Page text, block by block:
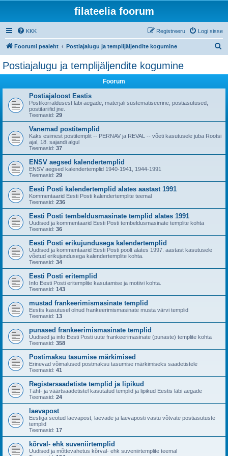
filateelia foorum
KKK Logi sisse
Registreeru
Foorumi pealeht Postiajalugu ja templijäljendite kogumine
Postiajalugu ja templijäljendite kogumine
Foorum
Postiajaloost Eestis
Postikorraldusest läbi aegade, materjali süstematiseerine, postiasutused,
postitariifid jne.
Teemasid: 29
Vanemad postitemplid
Kaks esimest postitemplit -- PERNAV ja REVAL -- võeti kasutusele juba Rootsi
ajal, 18. sajandi algul
Teemasid: 37
ENSV aegsed kalendertemplid
ENSV aegsed kalendertemplid 1940-1941, 1944-1991
Teemasid: 29
Eesti Posti kalendertemplid alates aastast 1991
Kommentaarid Eesti Posti kalendertemplite teemal
Teemasid: 236
Eesti Posti tembeldusmasinate templid alates 1991
Uudised ja kommentaarid Eesti Posti tembeldusmasinate templite kohta
Teemasid: 36
Eesti Posti erikujundusega kalendertemplid
Uudised ja kommentaarid Eesti Posti poolt alates 1997. aastast kasutusele
võetud erikujundusega kalendertemplite kohta.
Teemasid: 34
Eesti Posti eritemplid
Info Eesti Posti eritemplite kasutamise ja motiivi kohta.
Teemasid: 143
mustad frankeerimismasinate templid
Eestis kasutusel olnud frankeerimismasinate musta värvi templid
Teemasid: 13
punased frankeerimismasinate templid
Uudised ja info Eesti Posti uute frankeerimasinate (punaste) templite kohta
Teemasid: 358
Postimaksu tasumise märkimised
Erinevad võimalused postmaksu tasumise märkimiseks saadetistele
Teemasid: 41
Registersaadetiste templid ja lipikud
Täht- ja väärtsaadetistel kasutatud templid ja lipikud Eestis läbi aegade
Teemasid: 24
laevapost
Eestiga seotud laevapost, laevade ja laevaposti vastu võtvate postiasutuste
templid
Teemasid: 17
kõrval- ehk suveniirtemplid
Uudised ja mõttevahetus kõrval- ehk suveniirtemplite teemal